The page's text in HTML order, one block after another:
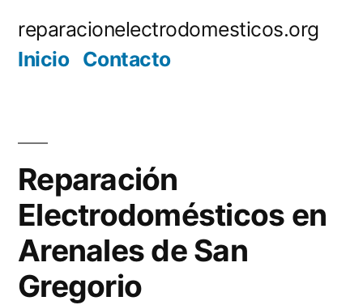
reparacionelectrodomesticos.org
Inicio Contacto
Reparación
Electrodomésticos en
Arenales de San
Gregorio